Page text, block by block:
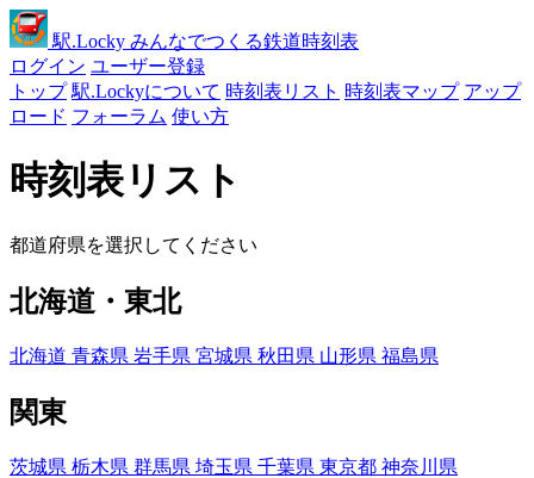
駅.Locky みんなでつくる鉄道時刻表
ログイン ユーザー登録
トップ 駅.Lockyについて 時刻表リスト 時刻表マップ アップ
ロード フォーラム 使い方
時刻表リスト
都道府県を選択してください
北海道・東北
北海道 青森県 岩手県 宮城県 秋田県 山形県 福島県
関東
茨城県 栃木県 群馬県 埼玉県 千葉県 東京都 神奈川県